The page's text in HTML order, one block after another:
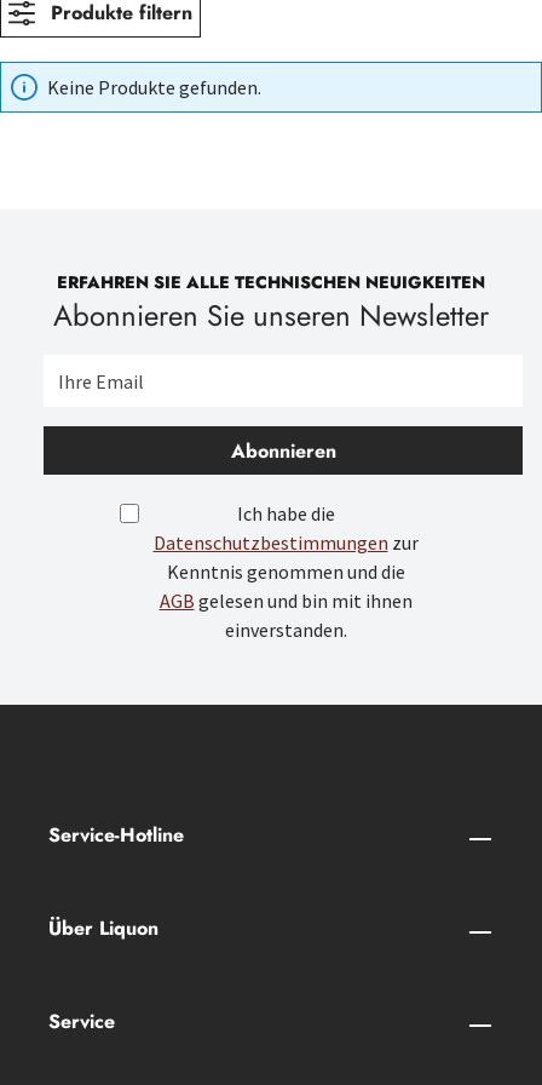
Produkte filtern
Keine Produkte gefunden.
ERFAHREN SIE ALLE TECHNISCHEN NEUIGKEITEN
Abonnieren Sie unseren Newsletter
Abonnieren
Ich habe die
Datenschutzbestimmungen zur
Kenntnis genommen und die
AGB gelesen und bin mit ihnen
einverstanden.
Service-Hotline
Über Liquon
Service